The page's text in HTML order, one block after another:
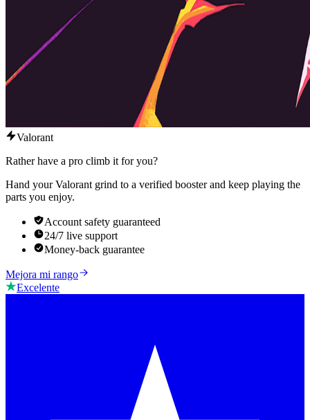
Valorant
Rather have a pro climb it for you?
Hand your Valorant grind to a verified booster and keep playing the
parts you enjoy.
Account safety guaranteed
24/7 live support
Money-back guarantee
Mejora mi rango
Excelente